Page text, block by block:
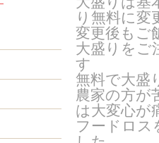
り無料に変
変更後もご
大盛りをご
す
無料で大盛
農家の方が
は大変心が
フードロス